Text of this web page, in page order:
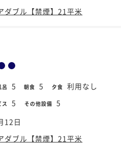
ダブル【禁煙】21平米
呂 5 朝食 5 夕食 利用なし
ス 5 その他設備 5
12日
ダブル【禁煙】21平米